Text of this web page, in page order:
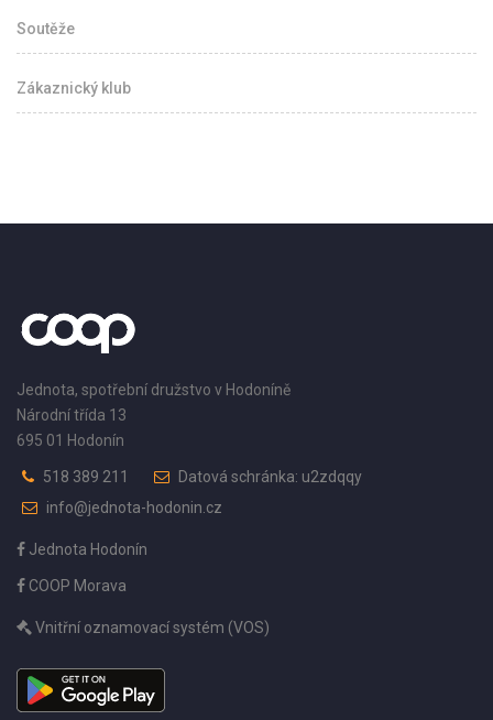
Soutěže
Zákaznický klub
Jednota, spotřební družstvo v Hodoníně
Národní třída 13
695 01 Hodonín
518 389 211
Datová schránka: u2zdqqy
info@jednota-hodonin.cz
Jednota Hodonín
COOP Morava
Vnitřní oznamovací systém (VOS)